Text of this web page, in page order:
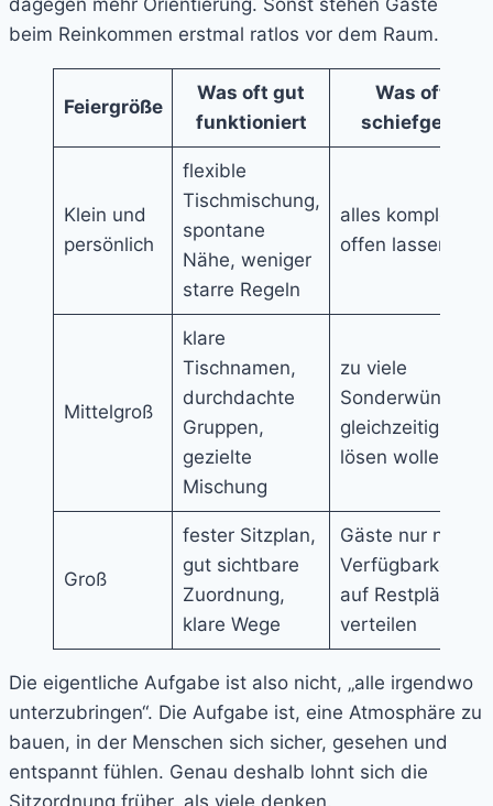
dagegen mehr Orientierung. Sonst stehen Gäste
beim Reinkommen erstmal ratlos vor dem Raum.
Feiergröße
Was oft gut
funktioniert
Was oft
schiefgeht
Klein und
persönlich
flexible
Tischmischung,
spontane
Nähe, weniger
starre Regeln
alles komplett
offen lassen
Mittelgroß
klare
Tischnamen,
durchdachte
Gruppen,
gezielte
Mischung
zu viele
Sonderwünsche
gleichzeitig
lösen wollen
Groß
fester Sitzplan,
gut sichtbare
Zuordnung,
klare Wege
Gäste nur nach
Verfügbarkeit
auf Restplätze
verteilen
Die eigentliche Aufgabe ist also nicht, „alle irgendwo
unterzubringen“. Die Aufgabe ist, eine Atmosphäre zu
bauen, in der Menschen sich sicher, gesehen und
entspannt fühlen. Genau deshalb lohnt sich die